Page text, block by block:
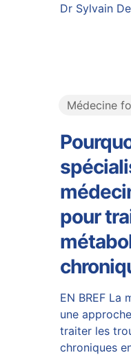
Dr Sylvain
Médecine
pour
EN BREF La
une
traiter les
chroniques